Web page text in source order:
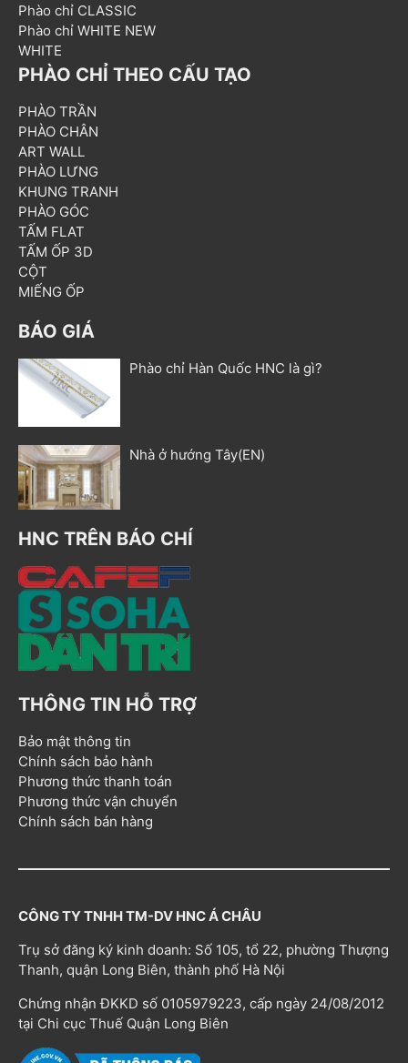
Phào chỉ CLASSIC
Phào chỉ WHITE NEW
WHITE
PHÀO CHỈ THEO CẤU TẠO
PHÀO TRẦN
PHÀO CHÂN
ART WALL
PHÀO LƯNG
KHUNG TRANH
PHÀO GÓC
TẤM FLAT
TẤM ỐP 3D
CỘT
MIẾNG ỐP
BÁO GIÁ
Phào chỉ Hàn Quốc HNC là gì?
Nhà ở hướng Tây(EN)
HNC TRÊN BÁO CHÍ
THÔNG TIN HỖ TRỢ
Bảo mật thông tin
Chính sách bảo hành
Phương thức thanh toán
Phương thức vận chuyển
Chính sách bán hàng
CÔNG TY TNHH TM-DV HNC Á CHÂU
Trụ sở đăng ký kinh doanh: Số 105, tổ 22, phường Thượng
Thanh, quận Long Biên, thành phố Hà Nội
Chứng nhận ĐKKD số 0105979223, cấp ngày 24/08/2012
tại Chi cục Thuế Quận Long Biên